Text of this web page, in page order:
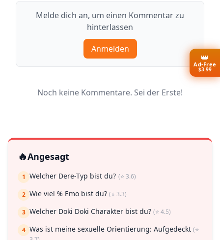
Melde dich an, um einen Kommentar zu
hinterlassen
Anmelden
Noch keine Kommentare. Sei der Erste!
🔥Angesagt
1 Welcher Dere-Typ bist du? (⭐ 3.6)
2 Wie viel % Emo bist du? (⭐ 3.3)
3 Welcher Doki Doki Charakter bist du? (⭐ 4.5)
4 Was ist meine sexuelle Orientierung: Aufgedeckt (⭐
👑
Ad-Free
$3.99